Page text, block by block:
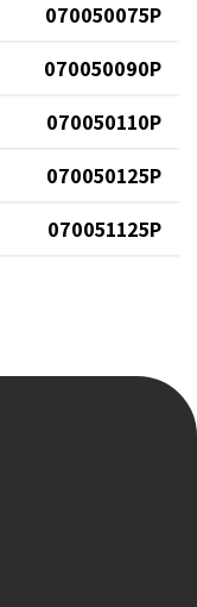
070050075P
070050090P
070050110P
070050125P
070051125P